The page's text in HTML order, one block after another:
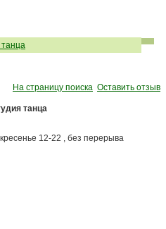
танца
На страницу поиска Оставить отзыв
танца
12-22 , без перерыва